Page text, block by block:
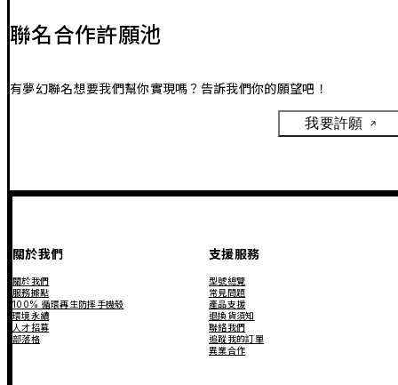
聯名合作許願池
有夢幻聯名想要我們幫你實現嗎？告訴我們你的願望吧！
我要許願
關於我們
關於我們
服務據點
100% 循環再生防摔手機殼
環境永續
人才招募
部落格
支援服務
型號總覽
常見問題
產品支援
退換貨須知
聯絡我們
追蹤我的訂單
異業合作